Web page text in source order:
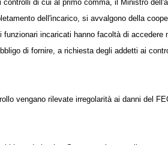
di cui al primo comma, il Ministro
dell'incarico, si avvalgono della
incaricati hanno facoltà di accedere
di fornire, a richiesta degli addetti ai
vengano rilevate irregolarità ai danni del